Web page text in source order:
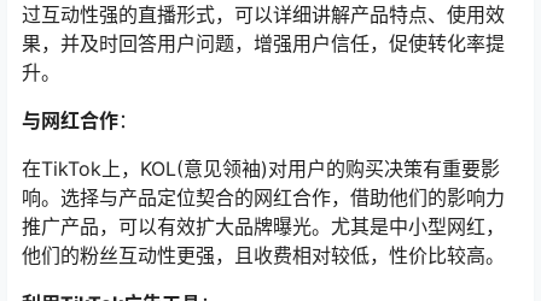
过互动性强的直播形式，可以详细讲解产品特点、使用效
果，并及时回答用户问题，增强用户信任，促使转化率提
升。
与网红合作：
在TikTok上，KOL(意见领袖)对用户的购买决策有重要影
响。选择与产品定位契合的网红合作，借助他们的影响力
推广产品，可以有效扩大品牌曝光。尤其是中小型网红，
他们的粉丝互动性更强，且收费相对较低，性价比较高。